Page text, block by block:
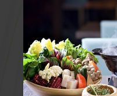
有助於抑菌、增強身
來升級自己健康的防
的緊繃時刻療癒身心❤